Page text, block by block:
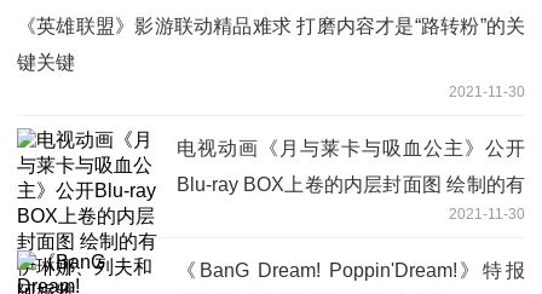
《英雄联盟》影游联动精品难求 打磨内容才是“路转粉”的关
键关键
2021-11-30
电视动画《月与莱卡与吸血公主》公开
Blu-ray BOX上卷的内层封面图 绘制的有
2021-11-30
《BanG Dream! Poppin'Dream!》特报